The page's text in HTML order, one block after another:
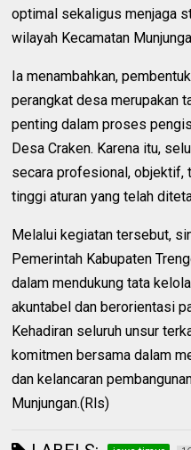
optimal sekaligus menjaga
wilayah Kecamatan
Ia menambahkan,
perangkat desa merupakan
penting dalam proses
Desa Craken. Karena itu,
secara profesional, objektif,
tinggi aturan yang telah
Melalui kegiatan tersebut,
Pemerintah Kabupaten
dalam mendukung tata
akuntabel dan berorientasi
Kehadiran seluruh unsur
komitmen bersama dalam
dan kelancaran
Munjungan.(Rls)